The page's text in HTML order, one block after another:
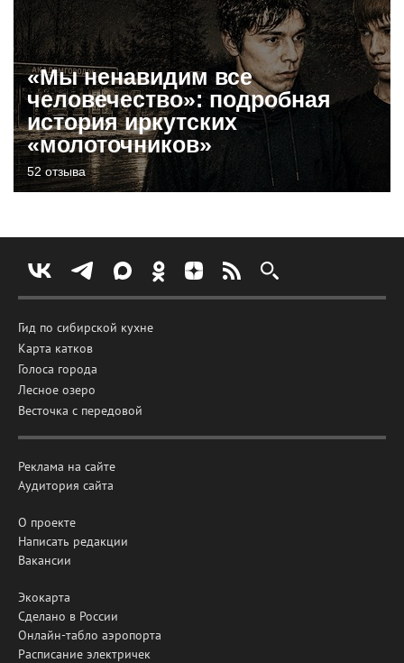
«Мы ненавидим все
человечество»: подробная
история иркутских
«молоточников»
52 отзыва
Гид по сибирской кухне
Карта катков
Голоса города
Лесное озеро
Весточка с передовой
Реклама на сайте
Аудитория сайта
О проекте
Написать редакции
Вакансии
Экокарта
Сделано в России
Онлайн-табло аэропорта
Расписание электричек